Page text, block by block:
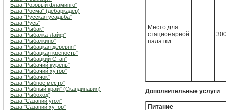
База "Розовый фламинго"
База "Росма" (дебаркадер)
База "Русская усадьба"
База "Русь"
База "Рыбак"
База "Рыбалка-Лайф"
База "Рыбалкино"
База "Рыбацкая деревня"
База "Рыбацкая крепость"
База "Рыбацкий Стан"
База "Рыбачий курень"
База "Рыбачий хутор"
База "Рыбачок"
База "Рыбное место"
База "Рыбный край" (Скандинавия)
База "Рыбоход"
База "Сазаний угол"
База "Сазаний хутор"
Место для
стационарной
палатки
Дополнительные услуги
Питание